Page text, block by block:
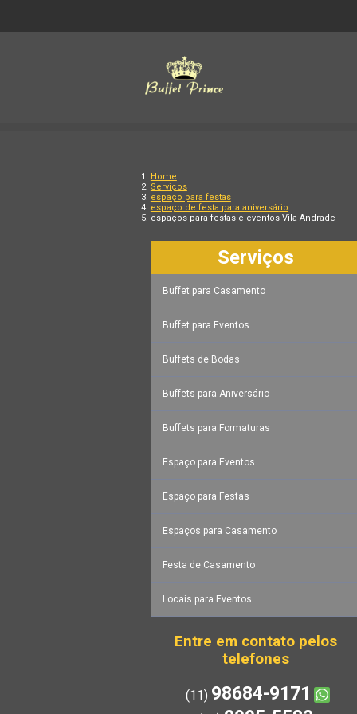
Home
Serviços
espaço para festas
espaço de festa para aniversário
espaços para festas e eventos Vila Andrade
Serviços
Buffet para Casamento
Buffet para Eventos
Buffets de Bodas
Buffets para Aniversário
Buffets para Formaturas
Espaço para Eventos
Espaço para Festas
Espaços para Casamento
Festa de Casamento
Locais para Eventos
Entre em contato pelos
telefones
(11) 98684-9171